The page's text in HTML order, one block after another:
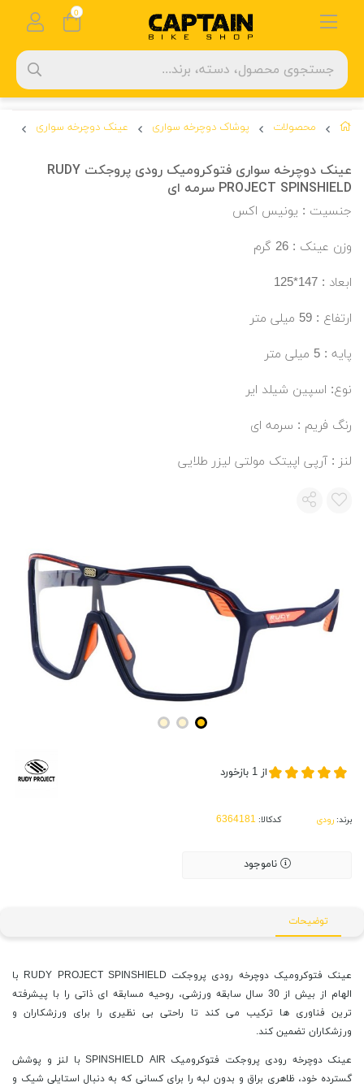
محصولات پوشاک دوچرخه سواری عینک دوچرخه سواری
عینک دوچرخه سواری فتوکرومیک رودی پروجکت RUDY
PROJECT SPINSHIELD سرمه ای
جنسیت : یونیس اکس
وزن عینک : 26 گرم
ابعاد : 147*125
ارتفاع : 59 میلی متر
پایه : 5 میلی متر
نوع: اسپین شیلد ایر
رنگ فریم : سرمه ای
لنز : آرپی اپیتک مولتی لیزر طلایی
از 1 بازخورد
برند: رودی کدکالا:
ناموجود
توضیحات
عینک فتوکرومیک دوچرخه رودی پروجکت RUDY PROJECT SPINSHIELD با
الهام از بیش از 30 سال سابقه ورزشی، روحیه مسابقه ای ذاتی را با پیشرفته
ترین فناوری ها ترکیب می کند تا راحتی بی نظیری را برای ورزشکاران و
ورزشکاران تضمین کند.
عینک دوچرخه رودی پروجکت فتوکرومیک SPINSHIELD AIR با لنز و پوشش
گسترده خود، ظاهری براق و بدون لبه را برای کسانی که به دنبال استایلی شیک و
0